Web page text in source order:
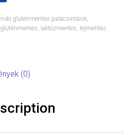
gluténmentes palacsintáink,
gluténmentes, laktózmentes, tejmentes
(0)